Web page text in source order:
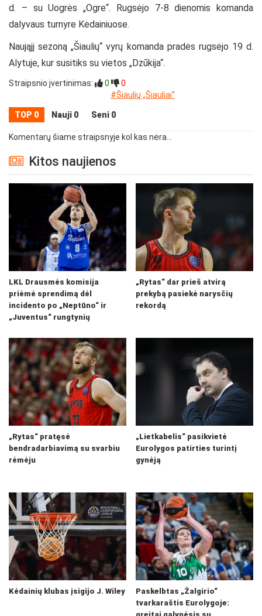
d. – su Uogrės „Ogre“. Rugsėjo 7-8 dienomis komanda
dalyvaus turnyre Kėdainiuose.
Naująjį sezoną „Šiaulių“ vyrų komanda pradės rugsėjo 19 d.
Alytuje, kur susitiks su vietos „Dzūkija“.
Straipsnio įvertinimas: 0
0
#Šiaulių „Šiauliai“
TOP 0 Nauji 0 Seni 0
Komentarų šiame straipsnyje kol kas nėra...
Kitos naujienos
LKL Drausmės komisija
priėmė sprendimą dėl
incidento po „Neptūno“ ir
„Juventus“ rungtynių
„Rytas“ dar prieš atvirą
prekybą pasiekė narysčių
rekordą
„Rytas“ pratęsė
bendradarbiavimą su svarbiu
rėmėju
„Lietkabelis“ pasikvietė
Eurolygos patirties turintį
gynėją
Kėdainių klubas įsigijo J. Wiley
Paskelbtas „Žalgirio“
tvarkaraštis Eurolygoje: